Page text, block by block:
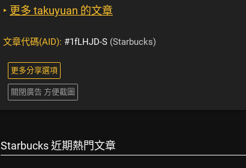
‣ 更多 takuyuan 的文章
文章代碼(AID): #1fLHJD-S (Starbucks)
更多分享選項
關閉廣告 方便截圖
Starbucks 近期熱門文章